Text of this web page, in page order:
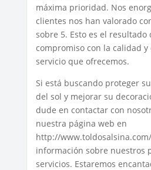
máxima prioridad. Nos
clientes nos han valorado
sobre 5. Esto es el resultado
compromiso con la calidad y
servicio que ofrecemos.
Si está buscando proteger
del sol y mejorar su
dude en contactar con
nuestra página web en
http://
información sobre nuestros
servicios. Estaremos